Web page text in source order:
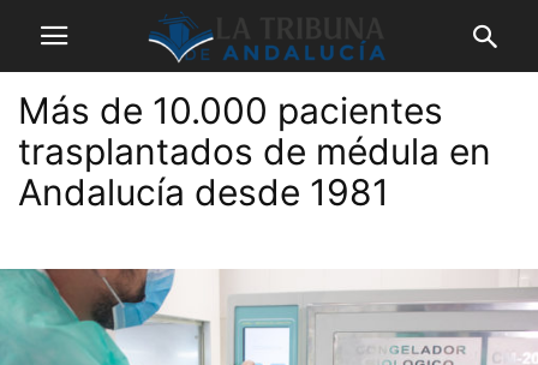
Más de 10.000 pacientes
trasplantados de médula en
Andalucía desde 1981